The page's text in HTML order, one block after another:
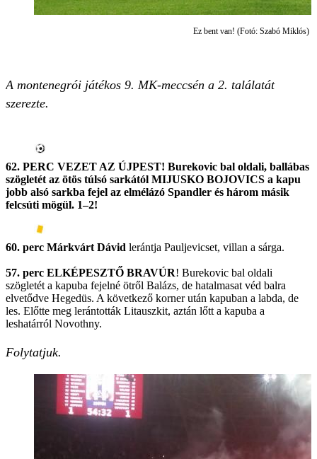
Ez bent van! (Fotó: Szabó Miklós)
A montenegrói játékos 9. MK-meccsén a 2. találatát
szerezte.
62. PERC VEZET AZ ÚJPEST! Burekovic bal oldali, ballábas
szögletét az ötös túlsó sarkától MIJUSKO BOJOVICS a kapu
jobb alsó sarkba fejel az elmélázó Spandler és három másik
felcsúti mögül. 1–2!
60. perc Márkvárt Dávid lerántja Pauljevicset, villan a sárga.
57. perc ELKÉPESZTŐ BRAVÚR! Burekovic bal oldali
szögletét a kapuba fejelné ötről Balázs, de hatalmasat véd balra
elvetődve Hegedüs. A következő korner után kapuban a labda, de
les. Előtte meg lerántották Litauszkit, aztán lőtt a kapuba a
leshatárról Novothny.
Folytatjuk.